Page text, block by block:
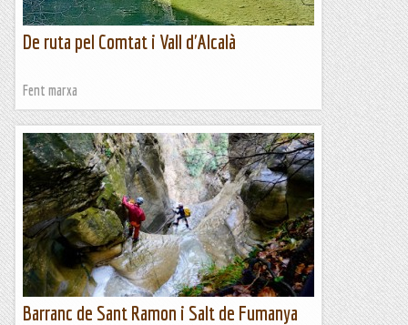
De ruta pel Comtat i Vall d'Alcalà
Fent marxa
Barranc de Sant Ramon i Salt de Fumanya